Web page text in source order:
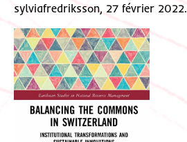
sylviafredriksson, 27 février 2022.